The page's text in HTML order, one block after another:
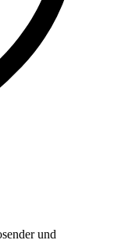
und